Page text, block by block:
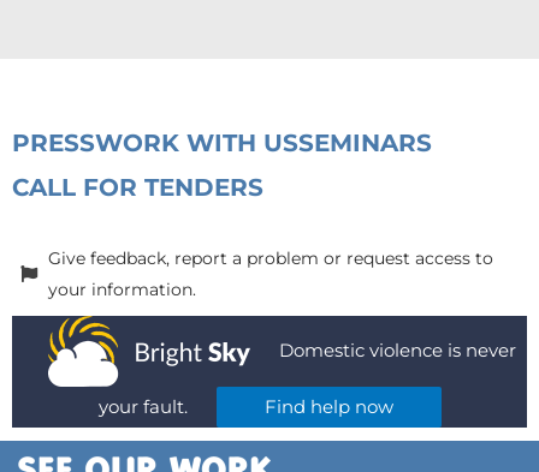
PRESSWORK WITH USSEMINARS
CALL FOR TENDERS
Give feedback, report a problem or request access to
your information.
Domestic violence is never
your fault. Find help now